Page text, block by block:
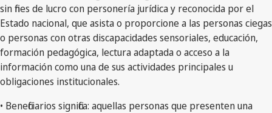
sin fines de lucro con personería jurídica y reconocida por el
Estado nacional, que asista o proporcione a las personas ciegas
o personas con otras discapacidades sensoriales, educación,
formación pedagógica, lectura adaptada o acceso a la
información como una de sus actividades principales u
obligaciones institucionales.
• Beneficiarios significa: aquellas personas que presenten una